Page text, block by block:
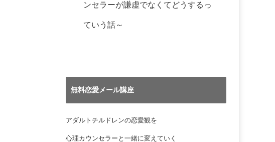
ンセラーが謙虚でなくてどうするっ
ていう話～
無料恋愛メール講座
アダルトチルドレンの恋愛観を
心理カウンセラーと一緒に変えていく